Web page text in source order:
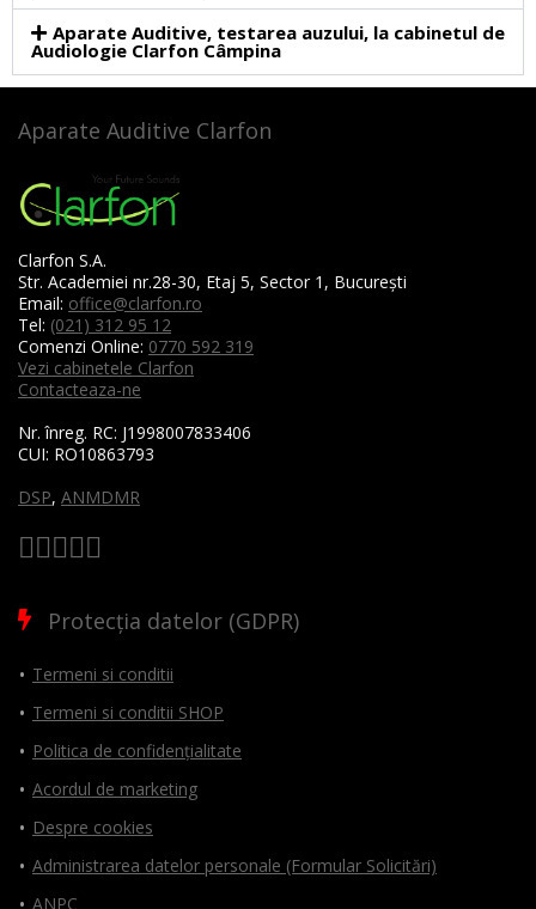
Aparate Auditive, testarea auzului, la cabinetul de
Audiologie Clarfon Câmpina
Aparate Auditive Clarfon
Clarfon S.A.
Str. Academiei nr.28-30, Etaj 5, Sector 1, București
Email: office@clarfon.ro
Tel: (021) 312 95 12
Comenzi Online: 0770 592 319
Vezi cabinetele Clarfon
Contacteaza-ne
Nr. înreg. RC: J1998007833406
CUI: RO10863793
DSP, ANMDMR
Protecția datelor (GDPR)
Termeni si conditii
Termeni si conditii SHOP
Politica de confidențialitate
Acordul de marketing
Despre cookies
Administrarea datelor personale (Formular Solicitări)
ANPC